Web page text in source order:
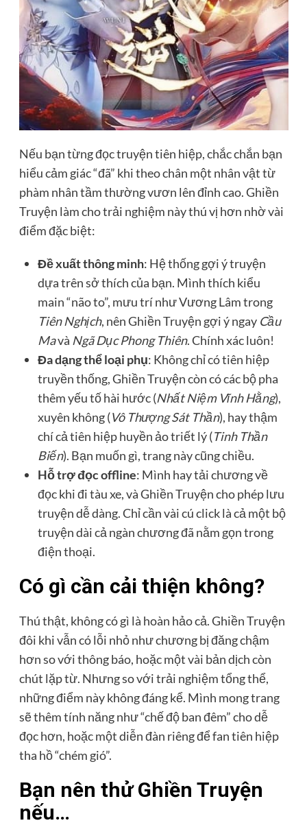
Nếu bạn từng đọc truyện tiên hiệp, chắc chắn bạn
hiểu cảm giác “đã” khi theo chân một nhân vật từ
phàm nhân tầm thường vươn lên đỉnh cao. Ghiền
Truyện làm cho trải nghiệm này thú vị hơn nhờ vài
điểm đặc biệt:
Đề xuất thông minh: Hệ thống gợi ý truyện
dựa trên sở thích của bạn. Mình thích kiểu
main “não to”, mưu trí như Vương Lâm trong
Tiên Nghịch, nên Ghiền Truyện gợi ý ngay Cầu
Mavà Ngã Dục Phong Thiên. Chính xác luôn!
Đa dạng thể loại phụ: Không chỉ có tiên hiệp
truyền thống, Ghiền Truyện còn có các bộ pha
thêm yếu tố hài hước (Nhất Niệm Vĩnh Hằng),
xuyên không (Vô Thượng Sát Thần), hay thậm
chí cả tiên hiệp huyền ảo triết lý (Tinh Thần
Biến). Bạn muốn gì, trang này cũng chiều.
Hỗ trợ đọc offline: Mình hay tải chương về
đọc khi đi tàu xe, và Ghiền Truyện cho phép lưu
truyện dễ dàng. Chỉ cần vài cú click là cả một bộ
truyện dài cả ngàn chương đã nằm gọn trong
điện thoại.
Có gì cần cải thiện không?
Thú thật, không có gì là hoàn hảo cả. Ghiền Truyện
đôi khi vẫn có lỗi nhỏ như chương bị đăng chậm
hơn so với thông báo, hoặc một vài bản dịch còn
chút lặp từ. Nhưng so với trải nghiệm tổng thể,
những điểm này không đáng kể. Mình mong trang
sẽ thêm tính năng như “chế độ ban đêm” cho dễ
đọc hơn, hoặc một diễn đàn riêng để fan tiên hiệp
tha hồ “chém gió”.
Bạn nên thử Ghiền Truyện
nếu…